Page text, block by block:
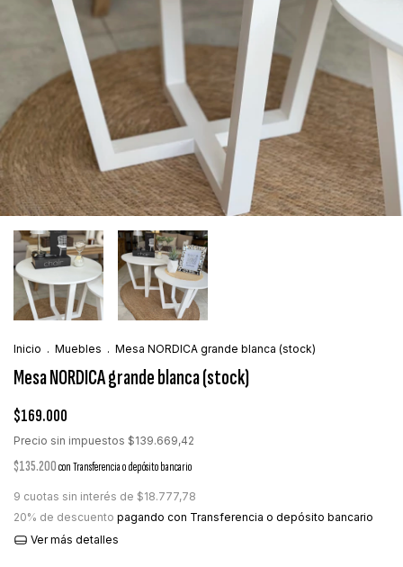
Inicio . Muebles . Mesa NORDICA grande blanca (stock)
Mesa NORDICA grande blanca (stock)
$169.000
Precio sin impuestos $139.669,42
$135.200conTransferencia o depósito bancario
9 cuotas sin interés de $18.777,78
20% de descuento pagando con Transferencia o depósito bancario
Ver más detalles